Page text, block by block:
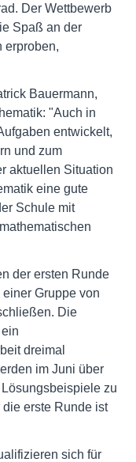
Der Wettbewerb
Spaß an der
erproben,
Bauermann,
"Auch in
entwickelt,
und zum
aktuellen Situation
eine gute
Schule mit
der ersten Runde
Gruppe von
Die
dreimal
im Juni über
zu
erste Runde ist
sich für